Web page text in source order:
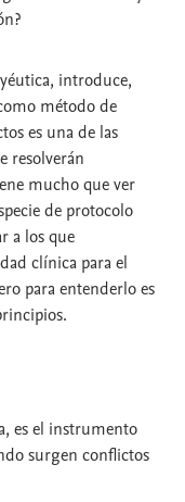
introduce,
método de
es una de las
resolverán
mucho que ver
de protocolo
a los que
clínica para el
para entenderlo es
es el instrumento
surgen conflictos